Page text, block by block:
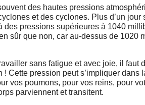
des hautes pressions
et des cyclones. Plus d’un
des pressions supérieures à 1040
sûr que non, car au-dessus de 1020
sans fatigue et avec joie, il
! Cette pression peut s’impliquer
vos poumons, pour vos reins, pour
parviennent et transitent.